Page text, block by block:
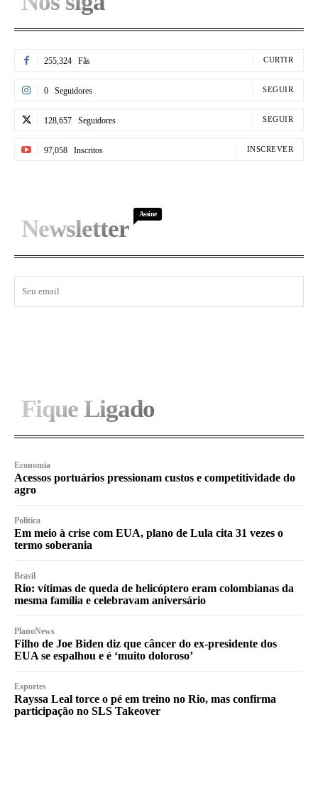
255,324 Fãs CURTIR
0 Seguidores SEGUIR
128,657 Seguidores SEGUIR
97,058 Inscritos INSCREVER
Newsletter
Assine
Fique Ligado
Economia
Acessos portuários pressionam custos e competitividade do
agro
Política
Em meio à crise com EUA, plano de Lula cita 31 vezes o
termo soberania
Brasil
Rio: vítimas de queda de helicóptero eram colombianas da
mesma família e celebravam aniversário
PlanoNews
Filho de Joe Biden diz que câncer do ex-presidente dos
EUA se espalhou e é ‘muito doloroso’
Esportes
Rayssa Leal torce o pé em treino no Rio, mas confirma
participação no SLS Takeover